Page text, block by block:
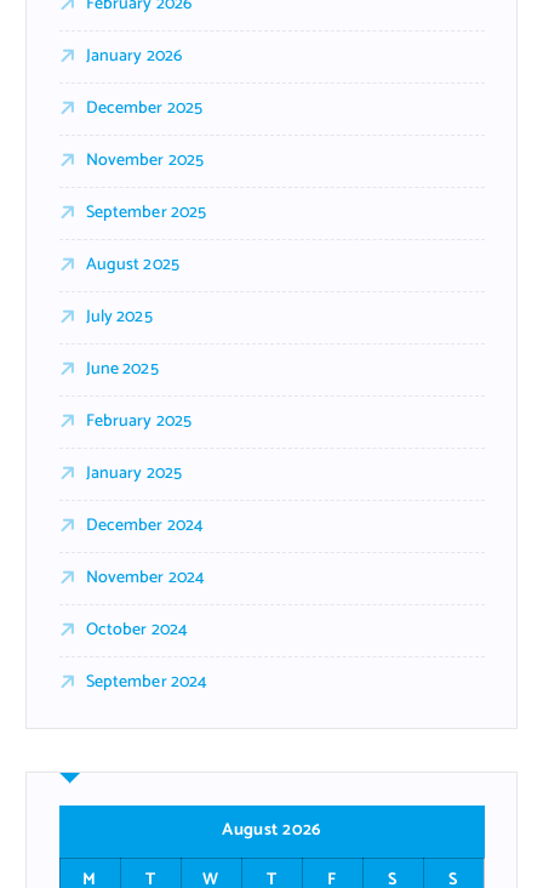
January 2026
December 2025
November 2025
September 2025
August 2025
July 2025
June 2025
February 2025
January 2025
December 2024
November 2024
October 2024
September 2024
August 2026
M
T W T F S
S